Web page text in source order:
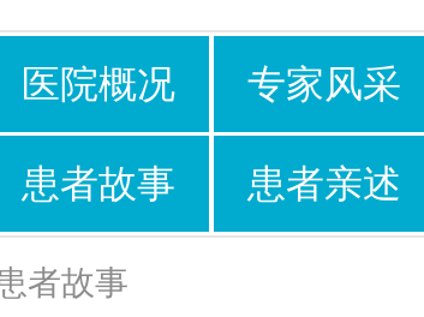
医院概况 专家风采
患者故事 患者亲述
者故事